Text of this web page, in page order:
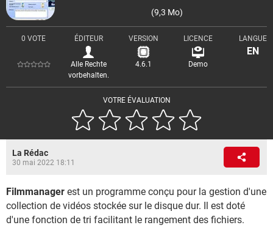
(9,3 Mo)
VOTRE ÉVALUATION
0 VOTE ÉDITEUR
Alle Rechte
vorbehalten.
VERSION
4.6.1
LICENCE
Demo
LANGUE
EN
La Rédac
30 mai 2022 18:11
Filmmanager est un programme conçu pour la gestion d'une
collection de vidéos stockée sur le disque dur. Il est doté
d'une fonction de tri facilitant le rangement des fichiers.